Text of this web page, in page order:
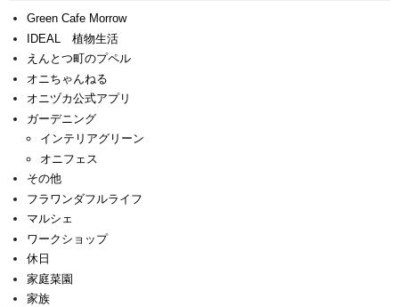
Green Cafe Morrow
IDEAL 植物生活
えんとつ町のプペル
オニちゃんねる
オニヅカ公式アプリ
ガーデニング
インテリアグリーン
オニフェス
その他
フラワンダフルライフ
マルシェ
ワークショップ
休日
家庭菜園
家族